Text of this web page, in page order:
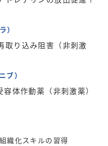
）
取り込み阻害（非刺激
ブ）
体作動薬（非刺激薬）
織化スキルの習得